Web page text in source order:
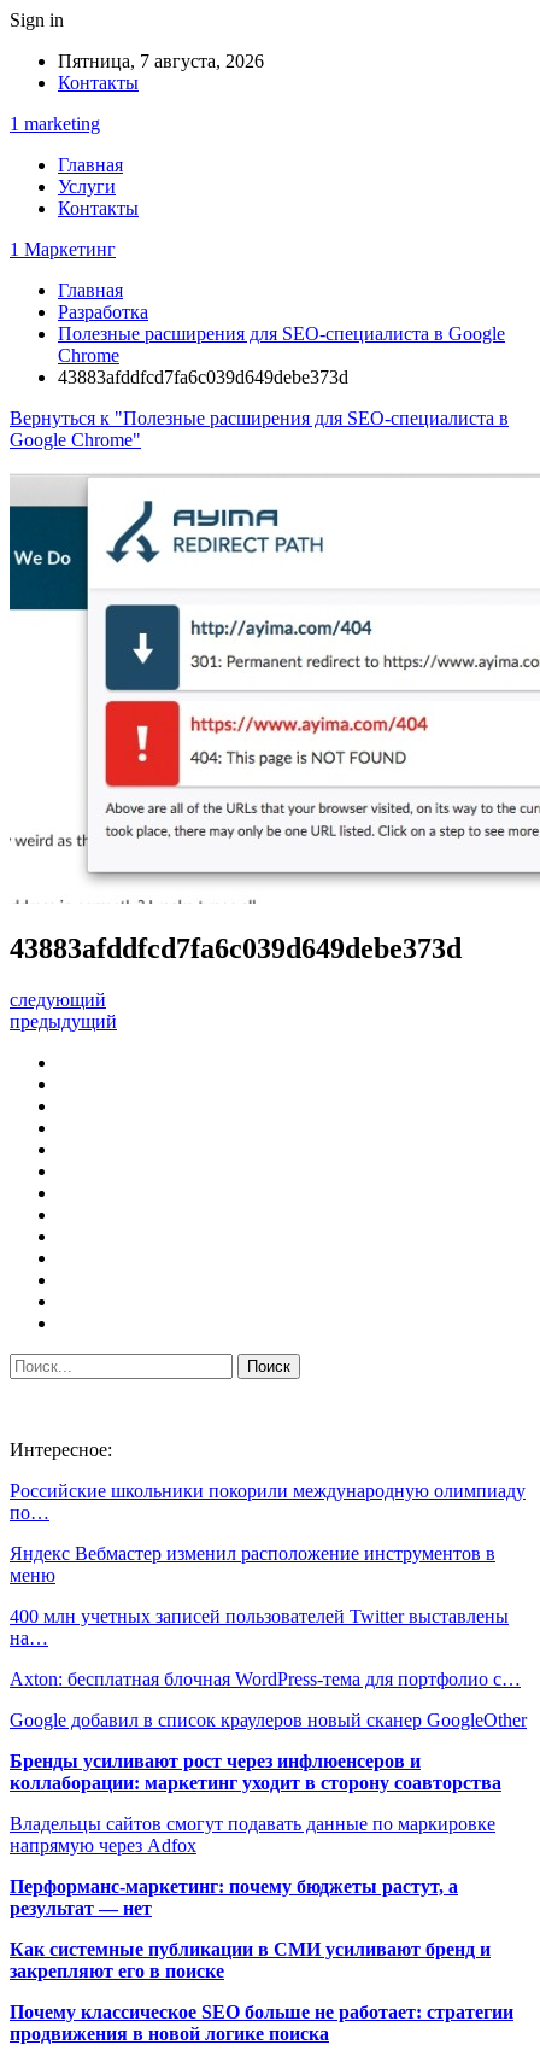
Sign in
Пятница, 7 августа, 2026
Контакты
1 marketing
Главная
Услуги
Контакты
1 Маркетинг
Главная
Разработка
Полезные расширения для SEO-специалиста в Google
Chrome
43883afddfcd7fa6c039d649debe373d
Вернуться к "Полезные расширения для SEO-специалиста в
Google Chrome"
43883afddfcd7fa6c039d649debe373d
следующий
предыдущий
Интересное:
Российские школьники покорили международную олимпиаду
по…
Яндекс Вебмастер изменил расположение инструментов в
меню
400 млн учетных записей пользователей Twitter выставлены
на…
Axton: бесплатная блочная WordPress-тема для портфолио с…
Google добавил в список краулеров новый сканер GoogleOther
Бренды усиливают рост через инфлюенсеров и
коллаборации: маркетинг уходит в сторону соавторства
Владельцы сайтов смогут подавать данные по маркировке
напрямую через Adfox
Перформанс-маркетинг: почему бюджеты растут, а
результат — нет
Как системные публикации в СМИ усиливают бренд и
закрепляют его в поиске
Почему классическое SEO больше не работает: стратегии
продвижения в новой логике поиска